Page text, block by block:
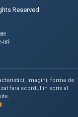
Reserved
uri
imagini, forma de
fara acordul in scris al